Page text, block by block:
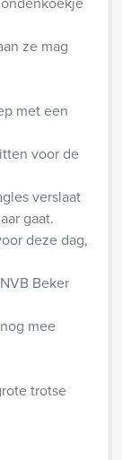
ze mag
met een
voor de
verslaat
gaat.
deze dag,
Beker
mee
trotse